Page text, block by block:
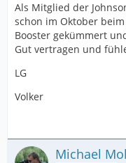
Als Mitglied der
schon im Oktober
Booster gekümmert
Gut vertragen und
LG
Volker
Michael